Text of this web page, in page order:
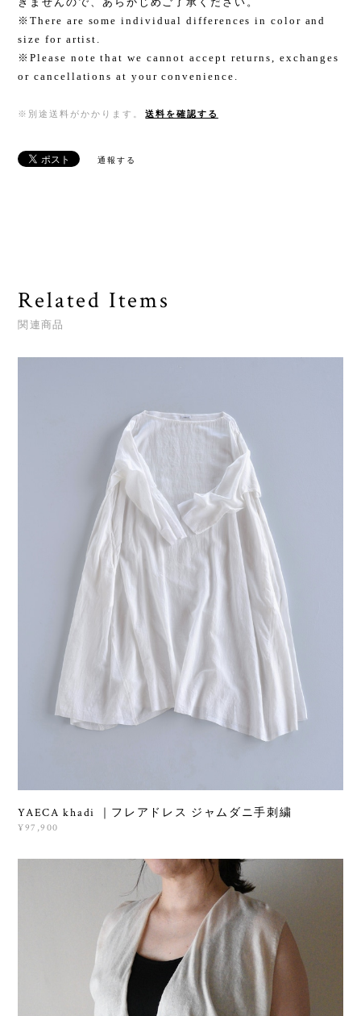
※There are some individual differences in color and
size for artist.
※Please note that we cannot accept returns, exchanges
or cancellations at your convenience.
※別途送料がかかります。 送料を確認する
通報する
Related Items
関連商品
YAECA khadi ｜フレアドレス ジャムダニ手刺繍
¥97,900